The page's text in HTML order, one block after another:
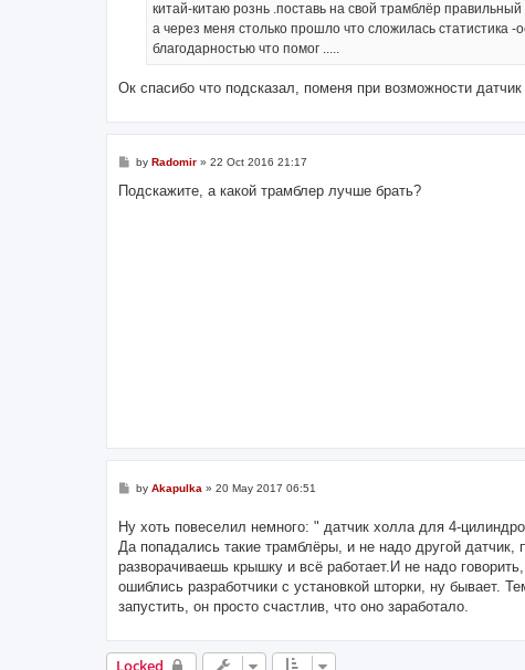
китай-китаю рознь .поставь на свой трамблёр
а через меня столько прошло что сложилась статистика
благодарностью что помог .....
Ок спасибо что подсказал, поменя при возможности
P
s
by Radomir» 22 Oct 2016 21:17
Подскажите, а какой трамблер лучше брать?
P
t
by Akapulka» 20 May 2017 06:51
Ну хоть повеселил немного: " датчик холла для 4-
Да попадались такие трамблёры, и не надо другой
разворачиваешь крышку и всё работает.И не надо
ошиблись разработчики с установкой шторки, ну бывает.
запустить, он просто счастлив, что оно заработало.
Locked